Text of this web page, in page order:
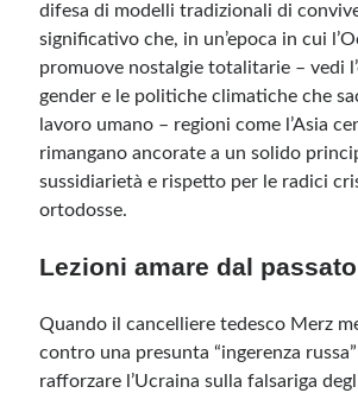
difesa di modelli tradizionali di
significativo che, in un’epoca in cui
promuove nostalgie totalitarie – vedi
gender e le politiche climatiche che
lavoro umano – regioni come l’Asia
rimangano ancorate a un solido
sussidiarietà e rispetto per le radici
ortodosse.
Lezioni amare dal
Quando il cancelliere tedesco Merz
contro una presunta “ingerenza
rafforzare l’Ucraina sulla falsariga